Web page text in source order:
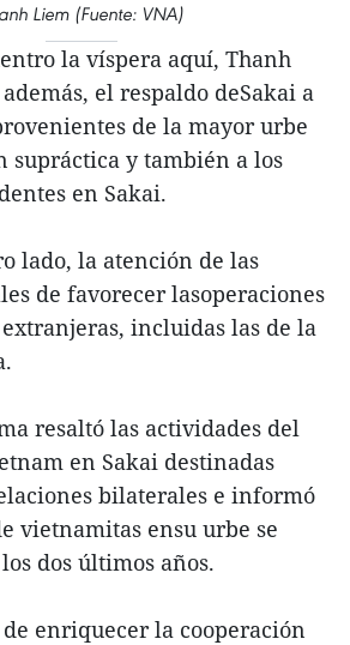
Liem (Fuente: VNA)
la víspera aquí, Thanh
el respaldo deSakai a
de la mayor urbe
supráctica y también a los
en Sakai.
lado, la atención de las
de favorecer lasoperaciones
incluidas las de la
resaltó las actividades del
en Sakai destinadas
bilaterales e informó
vietnamitas ensu urbe se
dos últimos años.
de enriquecer la cooperación